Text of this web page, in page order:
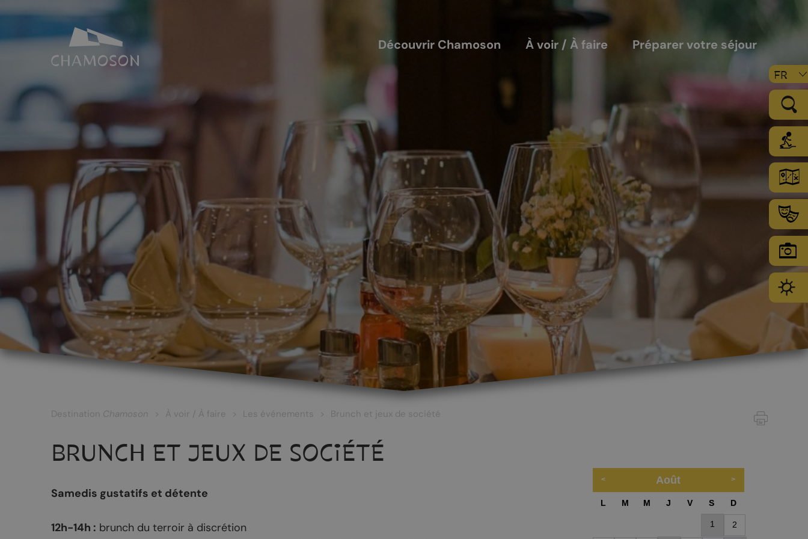
Découvrir Chamoson À voir / À faire Préparer votre séjour
NOTRE IDENTITÉ
Les laves torrentielles
Livres, recettes, chansons
Le PDR Chamoson
Galeries d’images
SALLES ET COUVERTS
Espace Johannis
Places de pique-nique
Les entreprises
Les sociétés locales
Les caves
L'AVTC
Le GACIC
Les structures viticoles
LE VIGNOBLE
Les sols
Le climat
Les secteurs d’encépagement
Chamoson Grand Cru
L’environnement une priorité
LES CÉPAGES ET LES VINS
Les vins blancs
Les vins rosés
Le Johannis
FR
Destination Chamoson À voir / À faire Les événements Brunch et jeux de société
BRUNCH ET JEUX DE SOCIÉTÉ
Samedis gustatifs et détente
12h-14h : brunch du terroir à discrétion
Août
L M M J V S D
1 2